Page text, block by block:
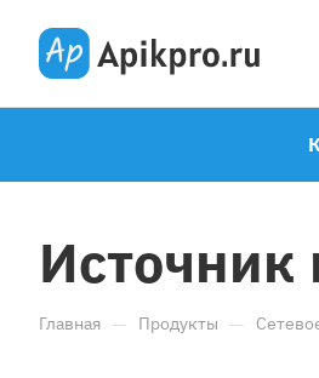
Источник
Главная — Продукты —